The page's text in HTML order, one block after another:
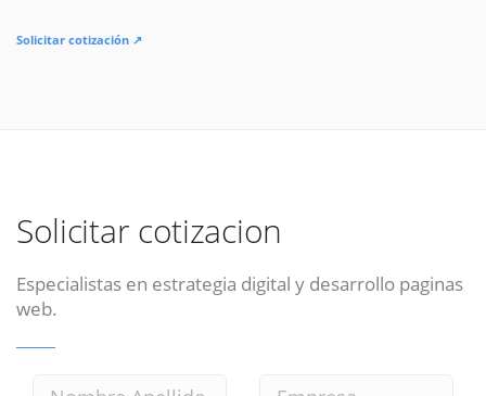
Solicitar cotización ↗
Solicitar cotizacion
Especialistas en estrategia digital y desarrollo paginas
web.